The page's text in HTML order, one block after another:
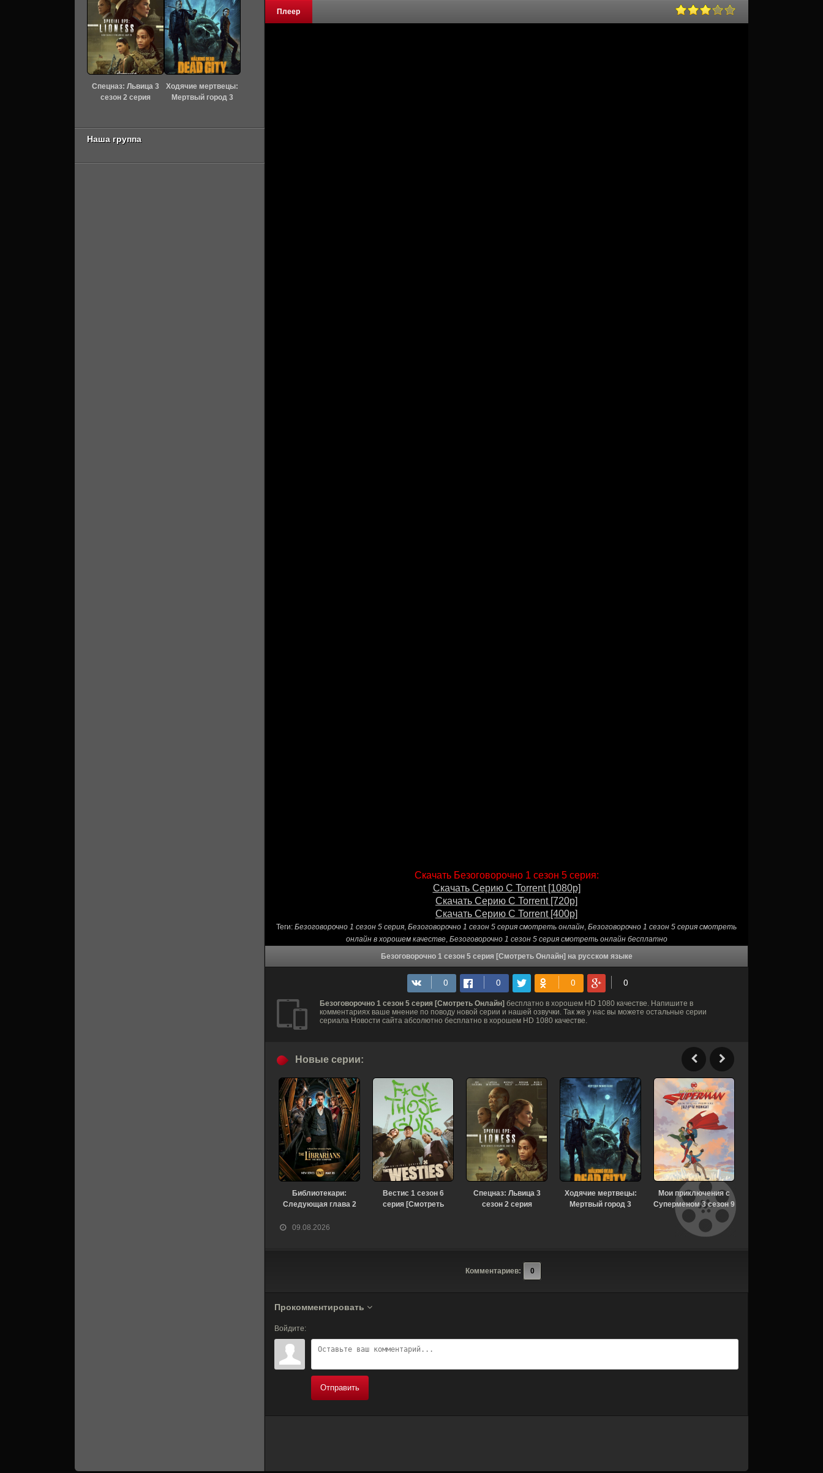
Плеер
Скачать Безоговорочно 1 сезон 5 серия:
Скачать Серию С Torrent [1080p]
Скачать Серию С Torrent [720p]
Скачать Серию С Torrent [400p]
Теги: Безоговорочно 1 сезон 5 серия, Безоговорочно 1 сезон 5 серия смотреть онлайн, Безоговорочно 1 сезон 5 серия смотреть
онлайн в хорошем качестве, Безоговорочно 1 сезон 5 серия смотреть онлайн бесплатно
Безоговорочно 1 сезон 5 серия [Смотреть Онлайн] на русском языке
Безоговорочно 1 сезон 5 серия [Смотреть Онлайн] бесплатно в хорошем HD 1080 качестве. Напишите в
комментариях ваше мнение по поводу новой серии и нашей озвучки. Так же у нас вы можете остальные серии
сериала Новости сайта абсолютно бесплатно в хорошем HD 1080 качестве.
09.08.2026
Новые серии:
Библиотекари:
Следующая глава 2
[Смотреть Онлайн]
Вестис 1 сезон 6
серия [Смотреть
Спецназ: Львица 3
сезон 2 серия
Ходячие мертвецы:
Мертвый город 3
Мои приключения с
Суперменом 3 сезон 9
серия [Смотреть
Онлайн]
Комментариев: 0
Прокомментировать
Войдите:
Отправить
Спецназ: Львица 3
сезон 2 серия
Ходячие мертвецы:
Мертвый город 3
Наша группа